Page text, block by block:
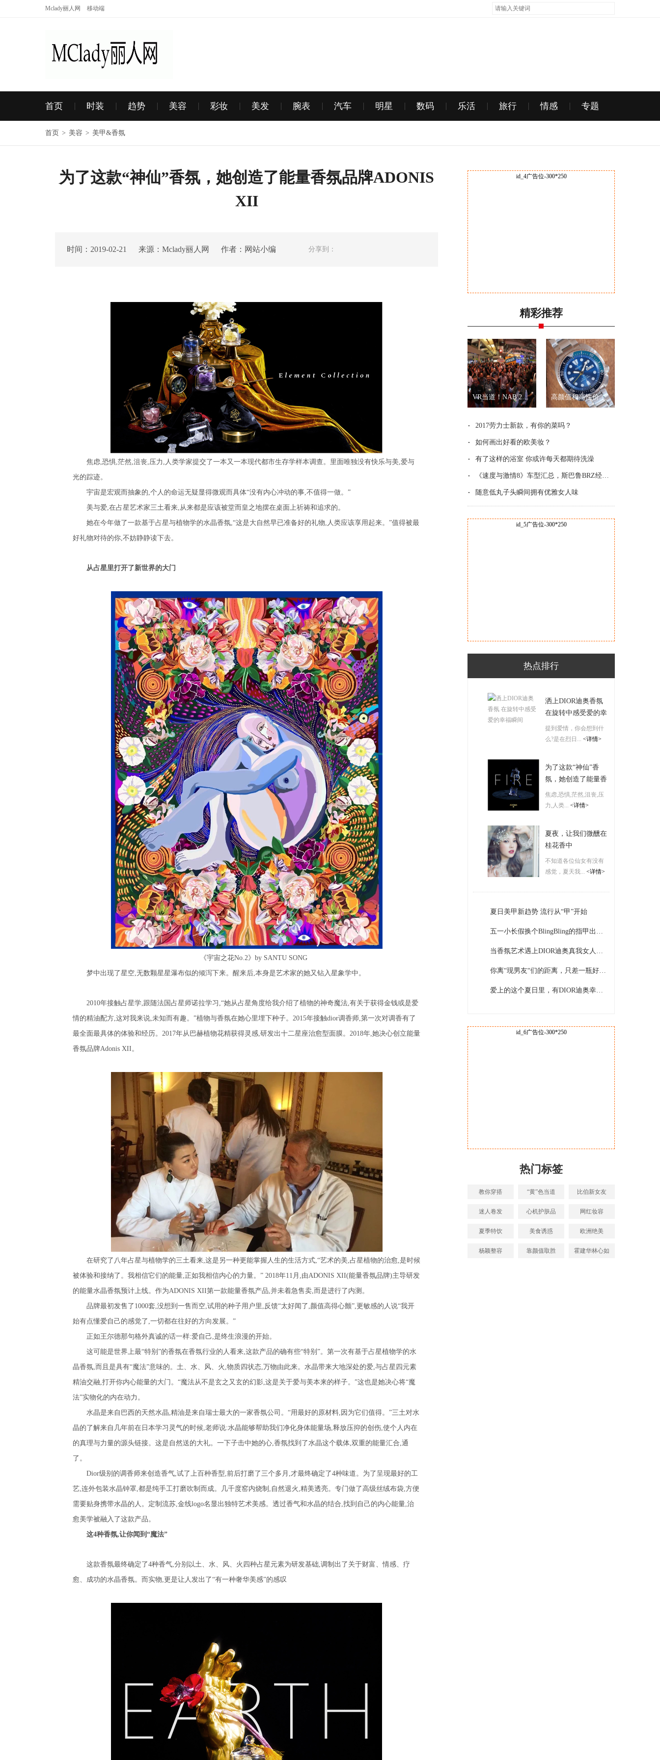
Mclady丽人网 移动端
首页 时装 趋势 美容 彩妆 美发 腕表 汽车 明星 数码 乐活 旅行 情感 专题
首页 > 美容 > 美甲&香氛
为了这款“神仙”香氛，她创造了能量香氛品牌ADONIS
XII
时间：2019-02-21 来源：Mclady丽人网 作者：网站小编 分享到：
焦虑,恐惧,茫然,沮丧,压力 , 人类学家提交了一本又一本现代都市生存学样本调查。里面唯独没有快乐与美,爱与
光的踪迹。
宇宙是宏观而抽象的,个人的命运无疑显得微观而具体“没有内心冲动的事,不值得一做。”
美与爱,在占星艺术家三土看来,从来都是应该被堂而皇之地摆在桌面上祈祷和追求的。
她在今年做了一款基于占星与植物学的水晶香氛,“这是大自然早已准备好的礼物, 人类应该享用起来。”值得被最
好礼物对待的你,不妨静静读下去。
从占星里打开了新世界的大门
《宇宙之花No.2》 by SANTU SONG
梦中出现了星空,无数颗星星瀑布似的倾泻下来。醒来后,本身是艺术家的她又钻入星象学中。
2010年接触占星学,跟随法国占星师诺拉学习 ,“她从占星角度给我介绍了植物的神奇魔法,有关于获得金钱或是爱
情的精油配方,这对我来说,未知而有趣。”植物与香氛在她心里埋下种子。 2015年接触dior调香师,第一次对调香有了
最全面最具体的体验和经历。 2017年从巴赫植物花精获得灵感,研发出十二星座治愈型面膜。 2018年,她决心创立能量
香氛品牌Adonis XII。
在研究了八年占星与植物学的三土看来,这是另一种更能掌握人生的生活方式,“艺术的美,占星植物的治愈,是时候
被体验和接纳了。我相信它们的能量,正如我相信内心的力量。” 2018年11 月 ,由ADONIS XII(能量香氛品牌)主导研发
的能量水晶香氛预计上线。作为ADONIS XII第一款能量香氛产品,并未着急售卖,而是进行了内测。
品牌最初发售了 1000套,没想到一售而空,试用的种子用户里 ,反馈“太好闻了 ,颜值高得心颤”,更敏感的人说“我开
始有点懂爱自己的感觉了 ,一切都在往好的方向发展。”
正如王尔德那句格外真诚的话一样:爱自己 ,是终生浪漫的开始。
这可能是世界上最“特别”的香氛在香氛行业的人看来,这款产品的确有些“特别”。第一次有基于占星植物学的水
晶香氛,而且是具有“魔法”意味的。土、水、风、火 ,物质四状态,万物由此来。水晶带来大地深处的爱,与占星四元素
精油交融,打开你内心能量的大门。“魔法从不是玄之又玄的幻影,这是关于爱与美本来的样子。”这也是她决心将“魔
法”实物化的内在动力。
水晶是来自巴西的天然水晶,精油是来自瑞士最大的一家香氛公司。“用最好的原材料, 因为它们值得。”三土对水
晶的了解来自几年前在日本学习灵气的时候,老师说:水晶能够帮助我们净化身体能量场,释放压抑的创伤,使个人内在
的真理与力量的源头链接。这是自然送的大礼。一下子击中她的心,香氛找到了水晶这个载体,双重的能量汇合,通
了。
Dior级别的调香师来创造香气,试了上百种香型,前后打磨了三个多月 ,才最终确定了4种味道。为了呈现最好的工
艺,连外包装水晶钟罩,都是纯手工打磨吹制而成。几千度窑内烧制 , 自然退火 ,精美透亮。专门做了高级丝绒布袋,方便
需要贴身携带水晶的人。定制流苏,金线logo名显出独特艺术美感。透过香气和水晶的结合,找到自己的内心能量,治
愈美学被融入了这款产品。
这4种香氛,让你闻到“魔法”
这款香氛最终确定了4种香气,分别以土、水、风、火四种占星元素为研发基础,调制出了关于财富、情感、疗
愈、成功的水晶香氛。而实物,更是让人发出了“有一种奢华美感”的感叹
id_4广告位-300*250
精彩推荐
VR当道！NAB 2017展会全景拍摄新品一览 高颜值和高性价比？就是精工“乌龟”和“武士”
2017劳力士新款，有你的菜吗？
如何画出好看的欧美妆？
有了这样的浴室 你或许每天都期待洗澡
《速度与激情8》车型汇总，斯巴鲁BRZ经典改
随意低丸子头瞬间拥有优雅女人味
id_5广告位-300*250
热点排行
洒上DIOR迪奥香氛
在旋转中感受爱的幸
福瞬间
提到爱情，你会想到什
么?是在烈日... <详情>
为了这款“神仙”香
氛，她创造了能量香
氛品牌ADONIS XII
焦虑,恐惧,茫然,沮丧,压
力,人类... <详情>
夏夜，让我们微醺在
桂花香中
不知道各位仙女有没有
感觉，夏天我... <详情>
夏日美甲新趋势 流行从“甲”开始
五一小长假换个BlingBling的指甲出去耍~
当香氛艺术遇上DIOR迪奥真我女人，璀璨自信一触即发
你离“现男友“们的距离，只差一瓶好闻的香水
爱上的这个夏日里，有DIOR迪奥幸运风铃的铃兰清新!
id_6广告位-300*250
热门标签
教你穿搭 “黄”色当道 比伯新女友
迷人卷发 心机护肤品 网红妆容
夏季特饮 美食诱惑 欧洲绝美
杨颖整容 靠颜值取胜 霍建华林心如